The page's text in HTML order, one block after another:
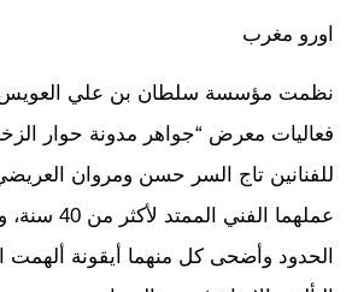
اورو مغرب
نظمت مؤسسة سلطان بن علي العويس
فعاليات معرض “جواهر مدونة حوار
للفنانين تاج السر حسن ومروان
عملهما الفني
الحدود وأضحى كل منهما أيقونة ألهمت